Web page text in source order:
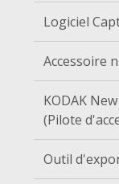
Logiciel
Accessoire
KODAK
(Pilote
Outil